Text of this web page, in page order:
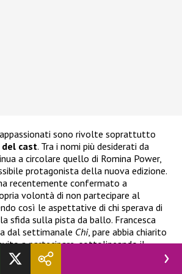
sono rivolte soprattutto
cast. Tra i nomi più desiderati da
a circolare quello di Romina Power,
protagonista della nuova edizione.
recentemente confermato a
volontà di non partecipare al
così le aspettative di chi sperava di
sfida sulla pista da ballo. Francesca
dal settimanale Chi, pare abbia chiarito
a partecipare, sottolineando il
per lo show ma spiegando di non
“